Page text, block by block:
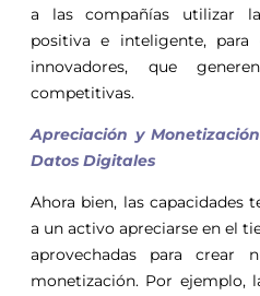
a las compañías utilizar
positiva e inteligente,
innovadores, que
competitivas.
Apreciación y
Datos Digitales
Ahora bien, las capacidades
a un activo apreciarse en el
aprovechadas para crear
monetización. Por ejemplo,